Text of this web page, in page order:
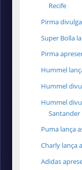
Recife
Pirma
Super Bolla
Pirma
Hummel
Hummel
Hummel
Santander
Puma lança
Charly lança
Adidas